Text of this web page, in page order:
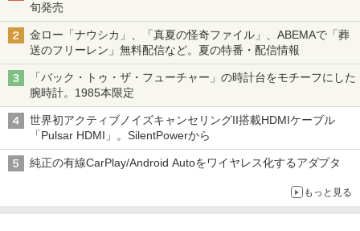
旬発売
金ロー「ナウシカ」、「真夏の怪奇ファイル」、ABEMAで「葬
送のフリーレン」無料配信など。夏の特番・配信情報
「バック・トゥ・ザ・フューチャー」の時計台をモチーフにした
腕時計。1985本限定
世界初アクティブノイズキャンセリングII搭載HDMIケーブル
「Pulsar HDMI」。SilentPowerから
純正の有線CarPlay/Android Autoをワイヤレス化するアダプタ
もっと見る